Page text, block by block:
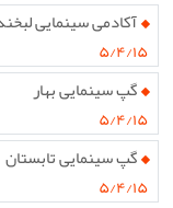
آکادمی سینمایی
۵/۴/۱۵
گپ سینمایی بهار
۵/۴/۱۵
گپ سینمایی تابستان
۵/۴/۱۵